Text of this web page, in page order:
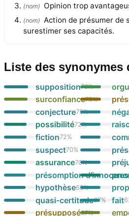
(nom) Opinion trop
(nom) Action de présumer de
surestimer ses capacités.
Liste des synonymes
supposition76%
surconfiance75%
conjecture75%
possibilité72%
fiction72%
suspect70%
assurance70%
présomption
hypothèse68%
quasi-certitude67%
présupposé67%
fait